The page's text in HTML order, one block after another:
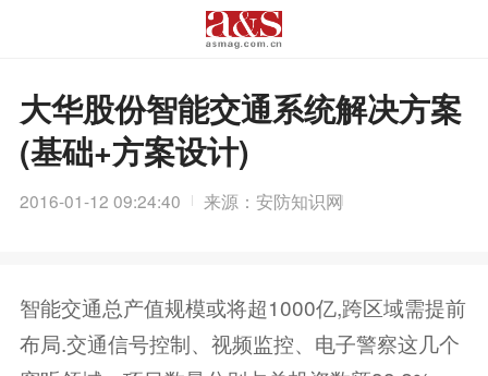
大华股份智能交通系统解决方案
(基础+方案设计)
2016-01-12 09:24:40 来源：安防知识网
智能交通总产值规模或将超1000亿,跨区域需提前
布局.交通信号控制、视频监控、电子警察这几个